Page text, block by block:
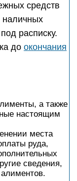
средств
наличных
расписку.
до окончания
а также
настоящим
места
руда,
сведения,